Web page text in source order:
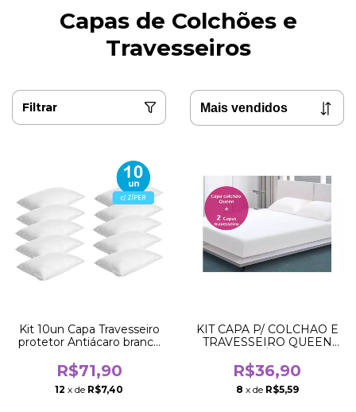
Capas de Colchões e
Travesseiros
Filtrar
Kit 10un Capa Travesseiro
protetor Antiácaro branco
R$71,90
12 x de R$7,40
KIT CAPA P/ COLCHAO E
TRAVESSEIRO QUEEN
R$36,90
8 x de R$5,59